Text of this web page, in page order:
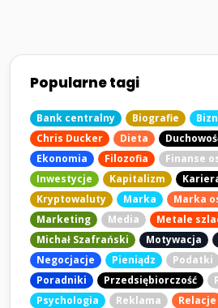
Popularne tagi
Bank centralny Biografie
Chris Ducker
Dieta
Ekonomia
Filozofia Finanse
Inwestycje
Kapitalizm
Kryptowaluty
Marka
Marka
Marketing
Media
Metale
Michał Szafrański
Motywacja
Negocjacje
Pieniądz Podatki
Poradniki
Przedsiębiorczość
Psychologia
Reklama Relacje